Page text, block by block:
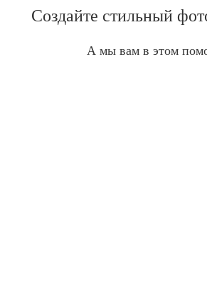
Создайте стильный
А мы вам в этом